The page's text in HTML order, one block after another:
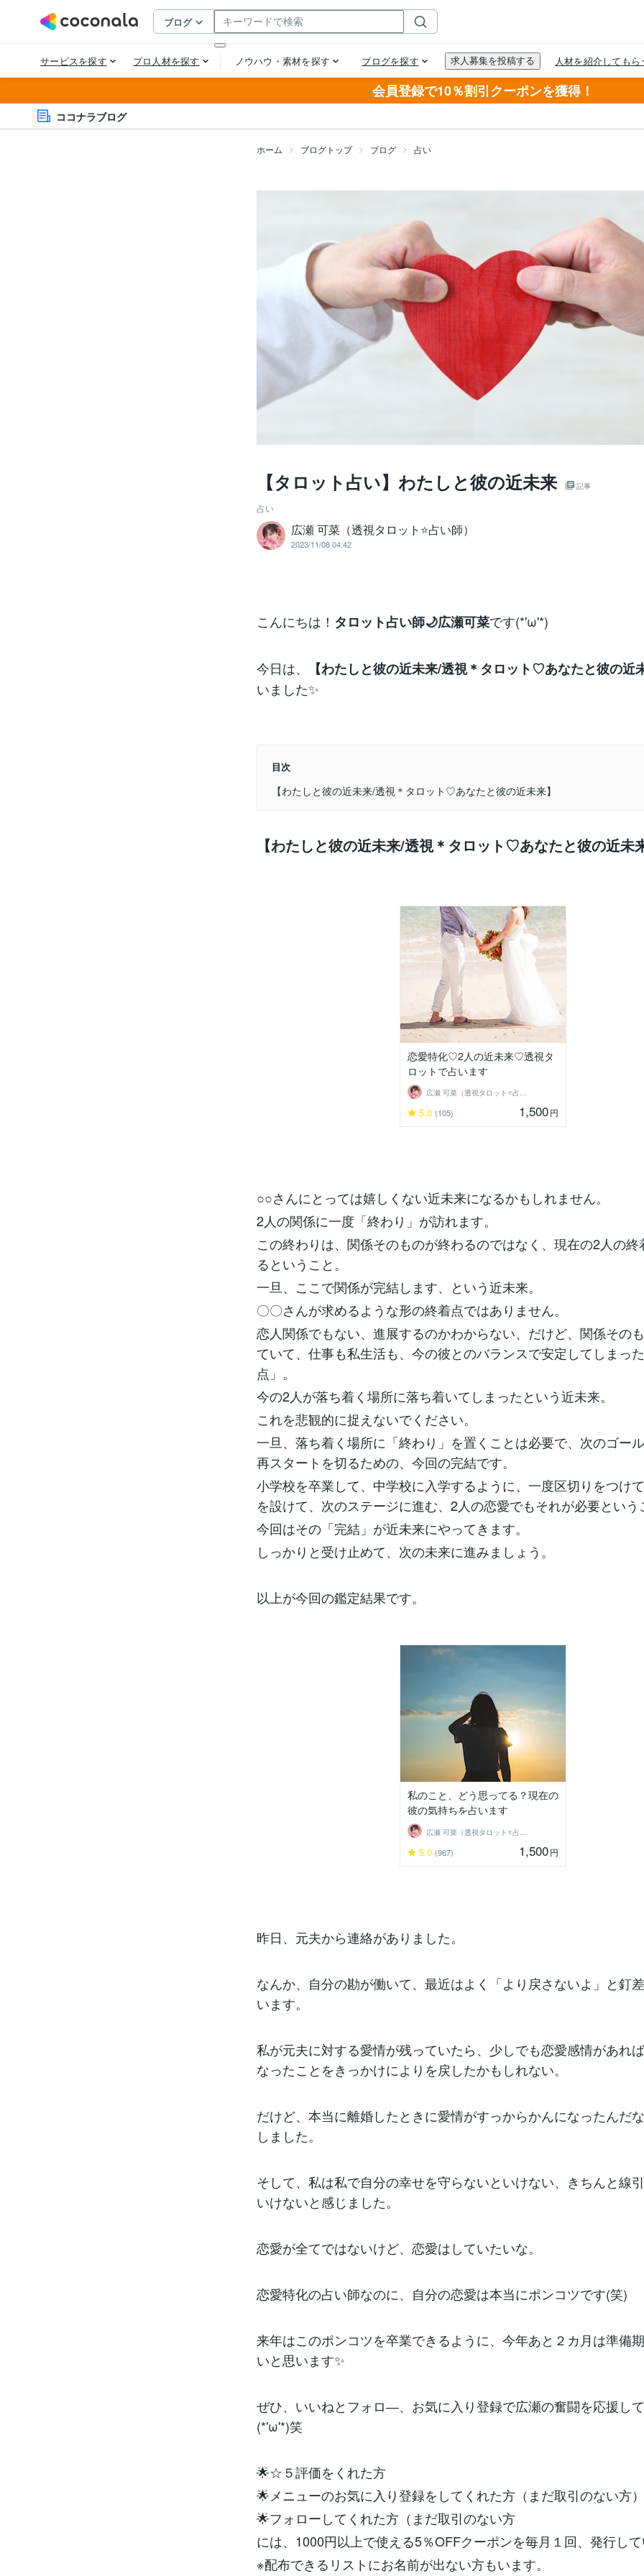
会員登録で10％割引クーポンを獲得！
ココナラブログ
ホーム ブログトップ ブログ 占い
【タロット占い】わたしと彼の近未来 記事
占い
広瀬 可菜（透視タロット⭐占い師）
2023/11/08 04:42
こんにちは！ タロット占い師🌙広瀬可菜です(*'ω'*)
今日は、 【わたしと彼の近未来/透視＊タロット♡あなたと彼の近
いました✨
目次
【わたしと彼の近未来/透視＊タロット♡あなたと彼の近未来】
【わたしと彼の近未来/透視＊タロット♡あなたと彼の近未
恋愛特化♡2人の近未来♡透視タ
ロットで占います
広瀬 可菜（透視タロット⭐占い師）
5.0 (105) 1,500円
○○さんにとっては嬉しくない近未来になるかもしれません。
2人の関係に一度「終わり」が訪れます。
この終わりは、関係そのものが終わるのではなく、現在の2人の終
るということ。
一旦、ここで関係が完結します、という近未来。
〇〇さんが求めるような形の終着点ではありません。
恋人関係でもない、進展するのかわからない、だけど、関係その
ていて、仕事も私生活も、今の彼とのバランスで安定してしまっ
点」。
今の2人が落ち着く場所に落ち着いてしまったという近未来。
これを悲観的に捉えないでください。
一旦、落ち着く場所に「終わり」を置くことは必要で、次のゴー
再スタートを切るための、今回の完結です。
小学校を卒業して、中学校に入学するように、一度区切りをつけ
を設けて、次のステージに進む、2人の恋愛でもそれが必要という
今回はその「完結」が近未来にやってきます。
しっかりと受け止めて、次の未来に進みましょう。
以上が今回の鑑定結果です。
私のこと、どう思ってる？現在の
彼の気持ちを占います
5.0 (967) 1,500円
昨日、元夫から連絡がありました。
なんか、自分の勘が働いて、最近はよく「より戻さないよ」と釘
います。
私が元夫に対する愛情が残っていたら、少しでも恋愛感情があれ
なったことをきっかけによりを戻したかもしれない。
だけど、本当に離婚したときに愛情がすっからかんになったんだ
しました。
そして、私は私で自分の幸せを守らないといけない、きちんと線
いけないと感じました。
恋愛が全てではないけど、恋愛はしていたいな。
恋愛特化の占い師なのに、自分の恋愛は本当にポンコツです(笑)
来年はこのポンコツを卒業できるように、今年あと２カ月は準備
いと思います✨
ぜひ、いいねとフォロ―、お気に入り登録で広瀬の奮闘を応援し
(*'ω'*)笑
🌟☆５評価をくれた方
🌟メニューのお気に入り登録をしてくれた方（まだ取引のない方）
🌟フォローしてくれた方（まだ取引のない方
には、1000円以上で使える5％OFFクーポンを毎月１回、発行して
※配布できるリストにお名前が出ない方もいます。